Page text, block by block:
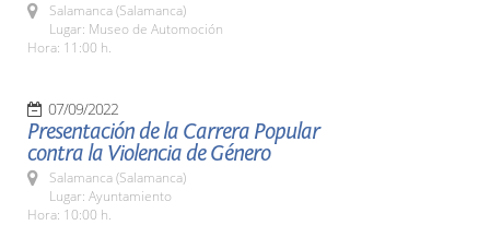
Salamanca (Salamanca)
Lugar: Museo de Automoción
Hora: 11:00 h.
07/09/2022
Presentación de la Carrera Popular
contra la Violencia de Género
Salamanca (Salamanca)
Lugar: Ayuntamiento
Hora: 10:00 h.